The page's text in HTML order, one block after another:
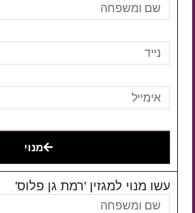
מנוי
עשו מנוי למגזין 'רמת גן פלוס'